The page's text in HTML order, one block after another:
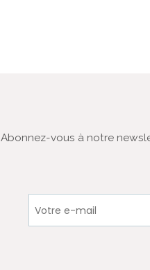
Abonnez-vous à notre